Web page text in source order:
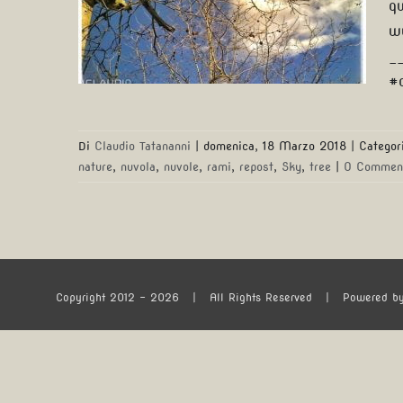
cielo… …
Di Claudio Tatananni domenica, 18 Marzo 2018
nature, nuvola, nuvole, rami, repost, Sky, tree 0
Copyright 2012 - 2026 | All Rights Reserved | Powered